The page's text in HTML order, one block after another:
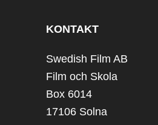
KONTAKT
Swedish Film AB
Film och Skola
Box 6014
17106 Solna